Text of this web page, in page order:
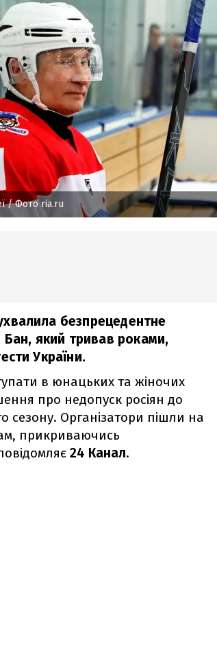
/ Фото ria.ru
безпрецедентне
який тривав роками,
України.
в юнацьких та жіночих
про недопуск росіян до
сезону. Організатори пішли на
прикриваючись
24 Канал.